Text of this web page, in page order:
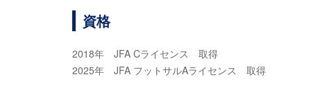
資格
2018年 JFA Cライセンス 取得
2025年 JFA フットサルAライセンス 取得